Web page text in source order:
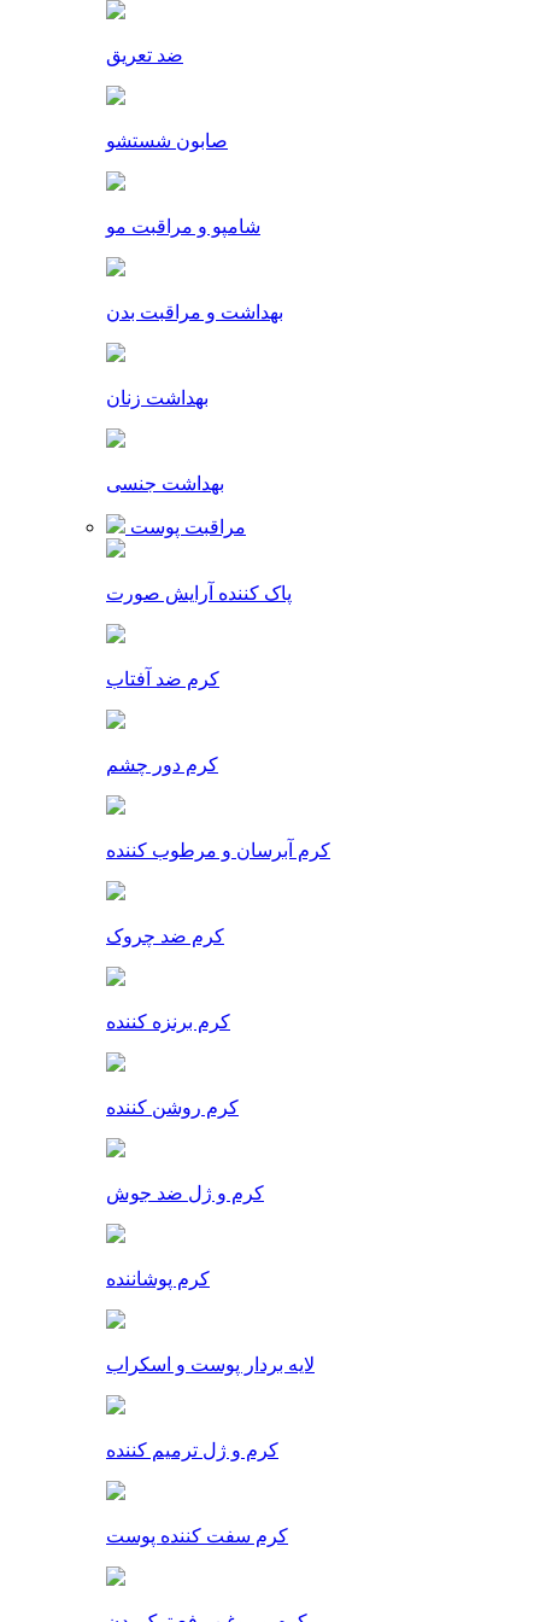
ضد تعریق
صابون شستشو
شامپو و مراقبت مو
بهداشت و مراقبت بدن
بهداشت زنان
بهداشت جنسی
مراقبت پوست
پاک کننده آرایش صورت
کرم ضد آفتاب
کرم دور چشم
کرم آبرسان و مرطوب کننده
کرم ضد چروک
کرم برنزه کننده
کرم روشن کننده
کرم و ژل ضد جوش
کرم پوشاننده
لایه بردار پوست و اسکراب
کرم و ژل ترمیم کننده
کرم سفت کننده پوست